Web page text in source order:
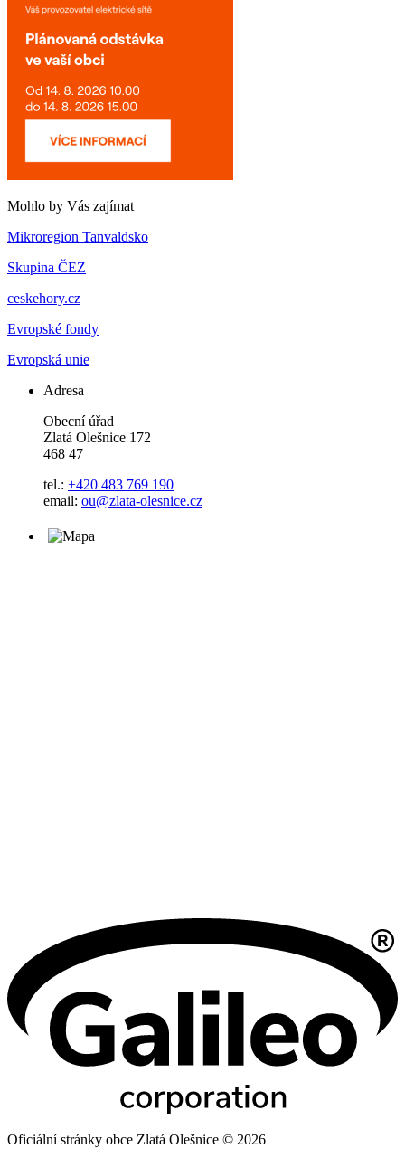
Mohlo by Vás zajímat
Mikroregion Tanvaldsko
Skupina ČEZ
ceskehory.cz
Evropské fondy
Evropská unie
Adresa
Obecní úřad
Zlatá Olešnice 172
468 47
tel.: +420 483 769 190
email: ou@zlata-olesnice.cz
Oficiální stránky obce Zlatá Olešnice © 2026